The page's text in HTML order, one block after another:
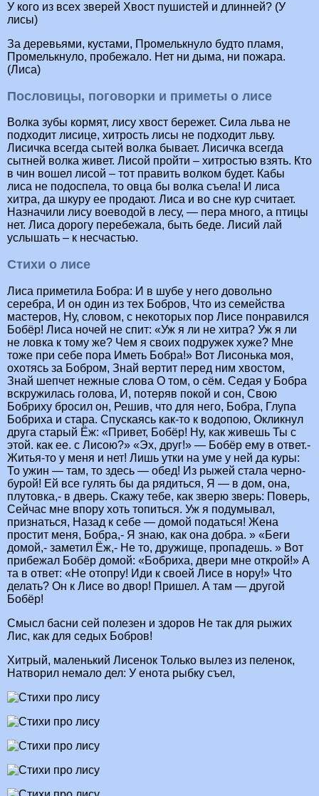
У кого из всех зверей Хвост пушистей и длинней? (У
лисы)
За деревьями, кустами, Промелькнуло будто пламя,
Промелькнуло, пробежало. Нет ни дыма, ни пожара.
(Лиса)
Пословицы, поговорки и приметы о лисе
Волка зубы кормят, лису хвост бережет. Сила льва не
подходит лисице, хитрость лисы не подходит льву.
Лисичка всегда сытей волка бывает. Лисичка всегда
сытней волка живет. Лисой пройти – хитростью взять. Кто
в чин вошел лисой – тот править волком будет. Кабы
лиса не подоспела, то овца бы волка съела! И лиса
хитра, да шкуру ее продают. Лиса и во сне кур считает.
Назначили лису воеводой в лесу, — пера много, а птицы
нет. Лиса дорогу перебежала, быть беде. Лисий лай
услышать – к несчастью.
Стихи о лисе
Лиса приметила Бобра: И в шубе у него довольно
серебра, И он один из тех Бобров, Что из семейства
мастеров, Ну, словом, с некоторых пор Лисе понравился
Бобёр! Лиса ночей не спит: «Уж я ли не хитра? Уж я ли
не ловка к тому же? Чем я своих подружек хуже? Мне
тоже при себе пора Иметь Бобра!» Вот Лисонька моя,
охотясь за Бобром, Знай вертит перед ним хвостом,
Знай шепчет нежные слова О том, о сём. Седая у Бобра
вскружилась голова, И, потеряв покой и сон, Свою
Бобриху бросил он, Решив, что для него, Бобра, Глупа
Бобриха и стара. Спускаясь как-то к водопою, Окликнул
друга старый Ёж: «Привет, Бобёр! Ну, как живешь Ты с
этой. как ее. с Лисою?» «Эх, друг!» — Бобёр ему в ответ.-
Житья-то у меня и нет! Лишь утки на уме у ней да куры:
То ужин — там, то здесь — обед! Из рыжей стала черно-
бурой! Ей все гулять бы да рядиться, Я — в дом, она,
плутовка,- в дверь. Скажу тебе, как зверю зверь: Поверь,
Сейчас мне впору хоть топиться. Уж я подумывал,
признаться, Назад к себе — домой податься! Жена
простит меня, Бобра,- Я знаю, как она добра. » «Беги
домой,- заметил Ёж,- Не то, дружище, пропадешь. » Вот
прибежал Бобёр домой: «Бобриха, двери мне открой!» А
та в ответ: «Не отопру! Иди к своей Лисе в нору!» Что
делать? Он к Лисе во двор! Пришел. А там — другой
Бобёр!
Смысл басни сей полезен и здоров Не так для рыжих
Лис, как для седых Бобров!
Хитрый, маленький Лисенок Только вылез из пеленок,
Натворил немало дел: У енота рыбку съел,